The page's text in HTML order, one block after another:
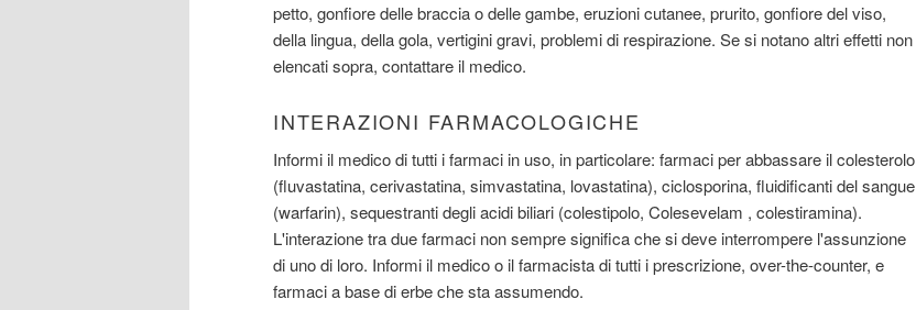
petto, gonfiore delle braccia o delle gambe, eruzioni cutanee, prurito, gonfiore del viso,
della lingua, della gola, vertigini gravi, problemi di respirazione. Se si notano altri effetti non
elencati sopra, contattare il medico.
INTERAZIONI FARMACOLOGICHE
Informi il medico di tutti i farmaci in uso, in particolare: farmaci per abbassare il colesterolo
(fluvastatina, cerivastatina, simvastatina, lovastatina), ciclosporina, fluidificanti del sangue
(warfarin), sequestranti degli acidi biliari (colestipolo, Colesevelam , colestiramina).
L'interazione tra due farmaci non sempre significa che si deve interrompere l'assunzione
di uno di loro. Informi il medico o il farmacista di tutti i prescrizione, over-the-counter, e
farmaci a base di erbe che sta assumendo.